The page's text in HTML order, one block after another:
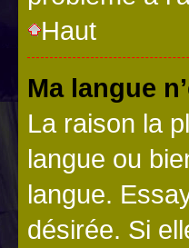
Haut
Ma langue
La raison la
langue ou
langue.
désirée. Si